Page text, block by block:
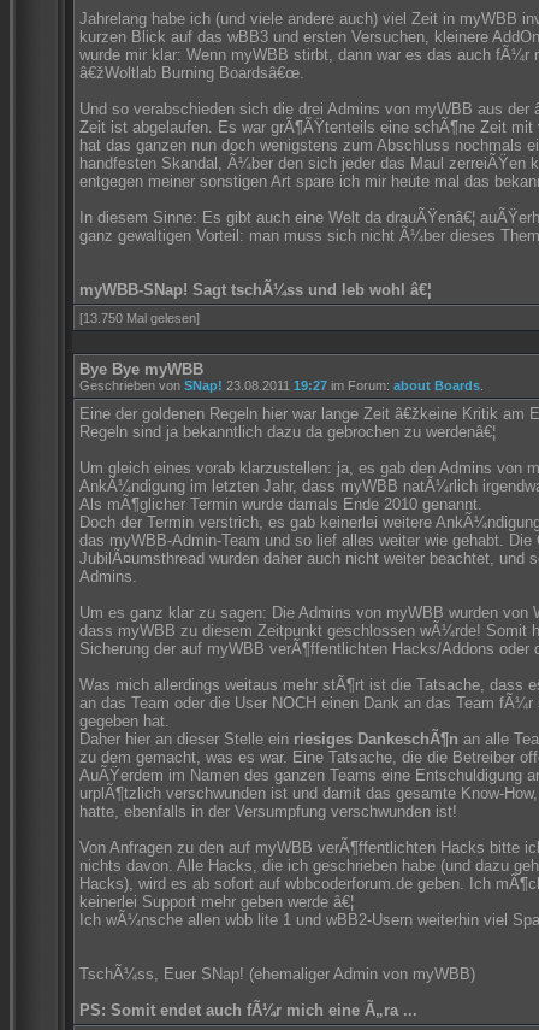
Jahrelang habe ich (und viele andere auch) viel Zeit in myWBB
kurzen Blick auf das wBB3 und ersten Versuchen, kleinere
wurde mir klar: Wenn myWBB stirbt, dann war es das auch fÃ¼r
â€žWoltlab Burning Boardsâ€œ.
Und so verabschieden sich die drei Admins von myWBB aus der
Zeit ist abgelaufen. Es war grÃ¶ÃŸtenteils eine schÃ¶ne Zeit
hat das ganzen nun doch wenigstens zum Abschluss nochmals
handfesten Skandal, Ã¼ber den sich jeder das Maul zerreiÃŸen
entgegen meiner sonstigen Art spare ich mir heute mal das
In diesem Sinne: Es gibt auch eine Welt da drauÃŸenâ€¦
ganz gewaltigen Vorteil: man muss sich nicht Ã¼ber dieses
myWBB-SNap! Sagt tschÃ¼ss und leb wohl â€¦
[13.750 Mal gelesen]
Bye Bye myWBB
Geschrieben von SNap! 23.08.2011 19:27 im Forum: about Boards
Eine der goldenen Regeln hier war lange Zeit â€žkeine Kritik am
Regeln sind ja bekanntlich dazu da gebrochen zu werdenâ€¦
Um gleich eines vorab klarzustellen: ja, es gab den Admins von
AnkÃ¼ndigung im letzten Jahr, dass myWBB natÃ¼rlich
Als mÃ¶glicher Termin wurde damals Ende 2010 genannt.
Doch der Termin verstrich, es gab keinerlei weitere
das myWBB-Admin-Team und so lief alles weiter wie gehabt.
JubilÃ¤umsthread wurden daher auch nicht weiter beachtet, und
Admins.
Um es ganz klar zu sagen: Die Admins von myWBB wurden von
dass myWBB zu diesem Zeitpunkt geschlossen wÃ¼rde! Somit
Sicherung der auf myWBB verÃ¶ffentlichten Hacks/Addons oder
Was mich allerdings weitaus mehr stÃ¶rt ist die Tatsache, dass
an das Team oder die User NOCH einen Dank an das Team
gegeben hat.
Daher hier an dieser Stelle ein riesiges DankeschÃ¶n an alle
zu dem gemacht, was es war. Eine Tatsache, die die Betreiber
AuÃŸerdem im Namen des ganzen Teams eine Entschuldigung
urplÃ¶tzlich verschwunden ist und damit das gesamte Know-
hatte, ebenfalls in der Versumpfung verschwunden ist!
Von Anfragen zu den auf myWBB verÃ¶ffentlichten Hacks bitte
nichts davon. Alle Hacks, die ich geschrieben habe (und dazu
Hacks), wird es ab sofort auf wbbcoderforum.de geben. Ich
keinerlei Support mehr geben werde â€¦
Ich wÃ¼nsche allen wbb lite 1 und wBB2-Usern weiterhin viel
TschÃ¼ss, Euer SNap! (ehemaliger Admin von myWBB)
PS: Somit endet auch fÃ¼r mich eine Ã„ra ...